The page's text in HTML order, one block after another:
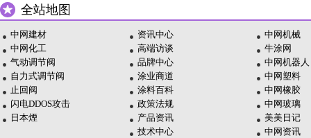
全站地图
中网建材
中网化工
气动调节阀
自力式调节阀
止回阀
闪电DDOS攻击
日本煙
资讯中心
高端访谈
品牌中心
涂业商道
涂料百科
政策法规
产品资讯
技术中心
中网机械
牛涂网
中网机器人
中网塑料
中网橡胶
中网玻璃
美美日记
中网资讯